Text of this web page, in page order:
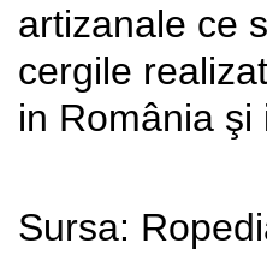
artizanale ce
cergile
in România
Sursa: